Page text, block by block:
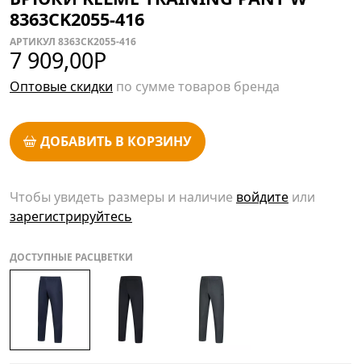
8363CK2055-416
АРТИКУЛ 8363CK2055-416
7 909,00Р
Оптовые скидки по сумме товаров бренда
ДОБАВИТЬ В КОРЗИНУ
Чтобы увидеть размеры и наличие войдите или
зарегистрируйтесь
ДОСТУПНЫЕ РАСЦВЕТКИ